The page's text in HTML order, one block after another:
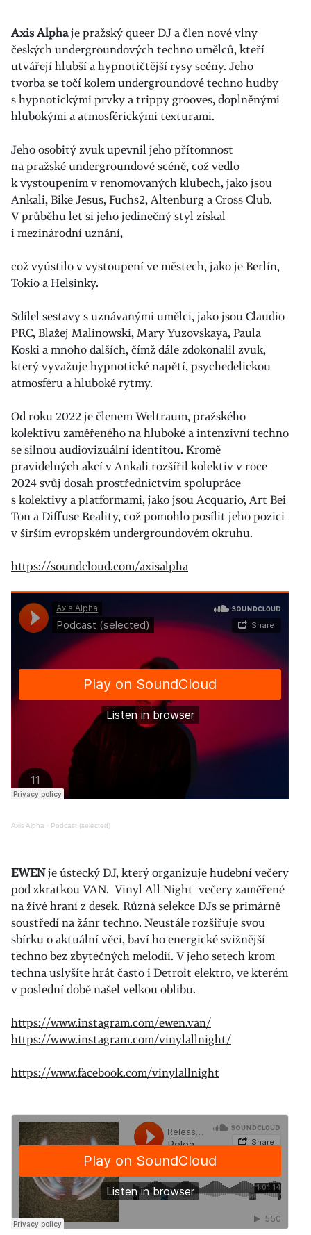
Axis Alphaje pražský queer DJ a člen nové vlny
českých undergroundových techno umělců, kteří
utvářejí hlubší a hypnotičtější rysy scény. Jeho
tvorba se točí kolem undergroundové techno hudby
s hypnotickými prvky a trippy grooves, doplněnými
hlubokými a atmosférickými texturami.
Jeho osobitý zvuk upevnil jeho přítomnost
na pražské undergroundové scéně, což vedlo
k vystoupením v renomovaných klubech, jako jsou
Ankali, Bike Jesus, Fuchs2, Altenburg a Cross Club.
V průběhu let si jeho jedinečný styl získal
i mezinárodní uznání,
což vyústilo v vystoupení ve městech, jako je Berlín,
Tokio a Helsinky.
Sdílel sestavy s uznávanými umělci, jako jsou Claudio
PRC, Blažej Malinowski, Mary Yuzovskaya, Paula
Koski a mnoho dalších, čímž dále zdokonalil zvuk,
který vyvažuje hypnotické napětí, psychedelickou
atmosféru a hluboké rytmy.
Od roku 2022 je členem Weltraum, pražského
kolektivu zaměřeného na hluboké a intenzivní techno
se silnou audiovizuální identitou. Kromě
pravidelných akcí v Ankali rozšířil kolektiv v roce
2024 svůj dosah prostřednictvím spolupráce
s kolektivy a platformami, jako jsou Acquario, Art Bei
Ton a Diffuse Reality, což pomohlo posílit jeho pozici
v širším evropském undergroundovém okruhu.
https://soundcloud.com/axisalpha
Axis Alpha · Podcast (selected)
EWENje ústecký DJ, který organizuje hudební večery
pod zkratkou VAN. Vinyl All Night večery zaměřené
na živé hraní z desek. Různá selekce DJs se primárně
soustředí na žánr techno. Neustále rozšiřuje svou
sbírku o aktuální věci, baví ho energické svižnější
techno bez zbytečných melodií. V jeho setech krom
techna uslyšíte hrát často i Detroit elektro, ve kterém
v poslední době našel velkou oblibu.
https://www.instagram.com/ewen.van/
https://www.instagram.com/vinylallnight/
https://www.facebook.com/vinylallnight